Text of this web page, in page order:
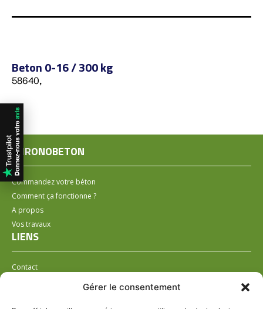
Gérer le consentement
Beton 0-16 / 300 kg
58640,
CHRONOBETON
Commandez votre béton
Comment ça fonctionne ?
A propos
Vos travaux
LIENS
Contact